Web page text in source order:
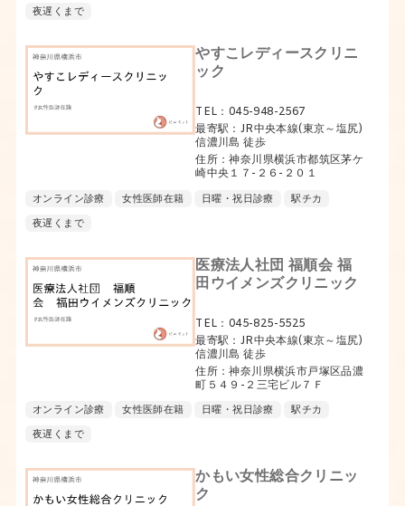
夜遅くまで
やすこレディースクリニ
ック
TEL：045-948-2567
最寄駅：JR中央本線(東京～塩尻)
信濃川島 徒歩
住所：神奈川県横浜市都筑区茅ケ
崎中央１７-２６-２０１
オンライン診療 女性医師在籍 日曜・祝日診療
駅チカ
夜遅くまで
医療法人社団 福順会 福
田ウイメンズクリニック
TEL：045-825-5525
最寄駅：JR中央本線(東京～塩尻)
信濃川島 徒歩
住所：神奈川県横浜市戸塚区品濃
町５４９-２三宅ビル７Ｆ
オンライン診療 女性医師在籍 日曜・祝日診療
駅チカ
夜遅くまで
かもい女性総合クリニッ
ク